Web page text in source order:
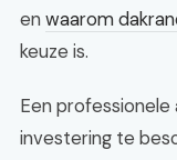
enwaarom
keuze is.
Een professionele
investering te